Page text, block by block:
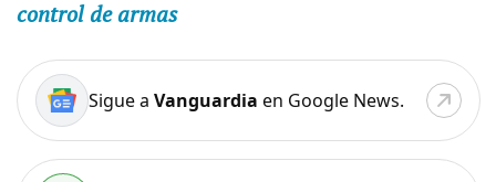
control de armas
Sigue a Vanguardia en Google News.